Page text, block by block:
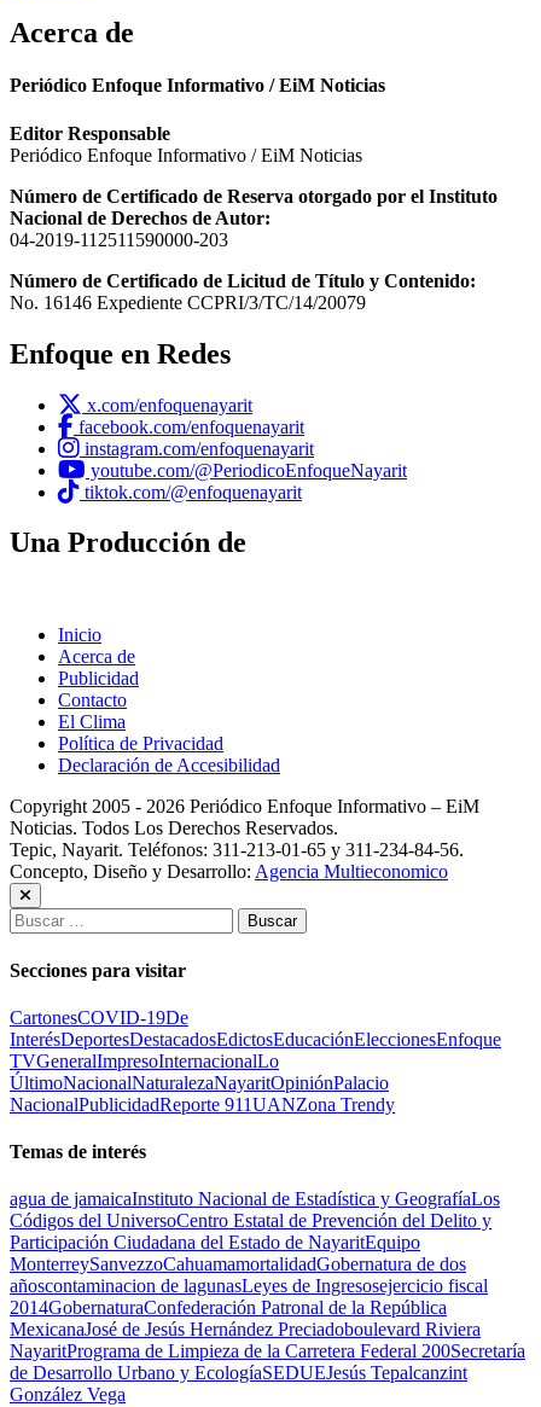
Acerca de
Periódico Enfoque Informativo / EiM Noticias
Editor Responsable
Periódico Enfoque Informativo / EiM Noticias
Número de Certificado de Reserva otorgado por el Instituto
Nacional de Derechos de Autor:
04-2019-112511590000-203
Número de Certificado de Licitud de Título y Contenido:
No. 16146 Expediente CCPRI/3/TC/14/20079
Enfoque en Redes
x.com/enfoquenayarit
facebook.com/enfoquenayarit
instagram.com/enfoquenayarit
youtube.com/@PeriodicoEnfoqueNayarit
tiktok.com/@enfoquenayarit
Una Producción de
Inicio
Acerca de
Publicidad
Contacto
El Clima
Política de Privacidad
Declaración de Accesibilidad
Copyright 2005 - 2026 Periódico Enfoque Informativo – EiM
Noticias. Todos Los Derechos Reservados.
Tepic, Nayarit. Teléfonos: 311-213-01-65 y 311-234-84-56.
Concepto, Diseño y Desarrollo: Agencia Multieconomico
Buscar:
Secciones para visitar
CartonesCOVID-19De
InterésDeportesDestacadosEdictosEducaciónEleccionesEnfoque
TVGeneralImpresoInternacionalLo
ÚltimoNacionalNaturalezaNayaritOpiniónPalacio
NacionalPublicidadReporte 911UANZona Trendy
Temas de interés
agua de jamaicaInstituto Nacional de Estadística y GeografíaLos
Códigos del UniversoCentro Estatal de Prevención del Delito y
Participación Ciudadana del Estado de NayaritEquipo
MonterreySanvezzoCahuamamortalidadGobernatura de dos
añoscontaminacion de lagunasLeyes de Ingresosejercicio fiscal
2014GobernaturaConfederación Patronal de la República
MexicanaJosé de Jesús Hernández Preciadoboulevard Riviera
NayaritPrograma de Limpieza de la Carretera Federal 200Secretaría
de Desarrollo Urbano y EcologíaSEDUEJesús Tepalcanzint
González Vega